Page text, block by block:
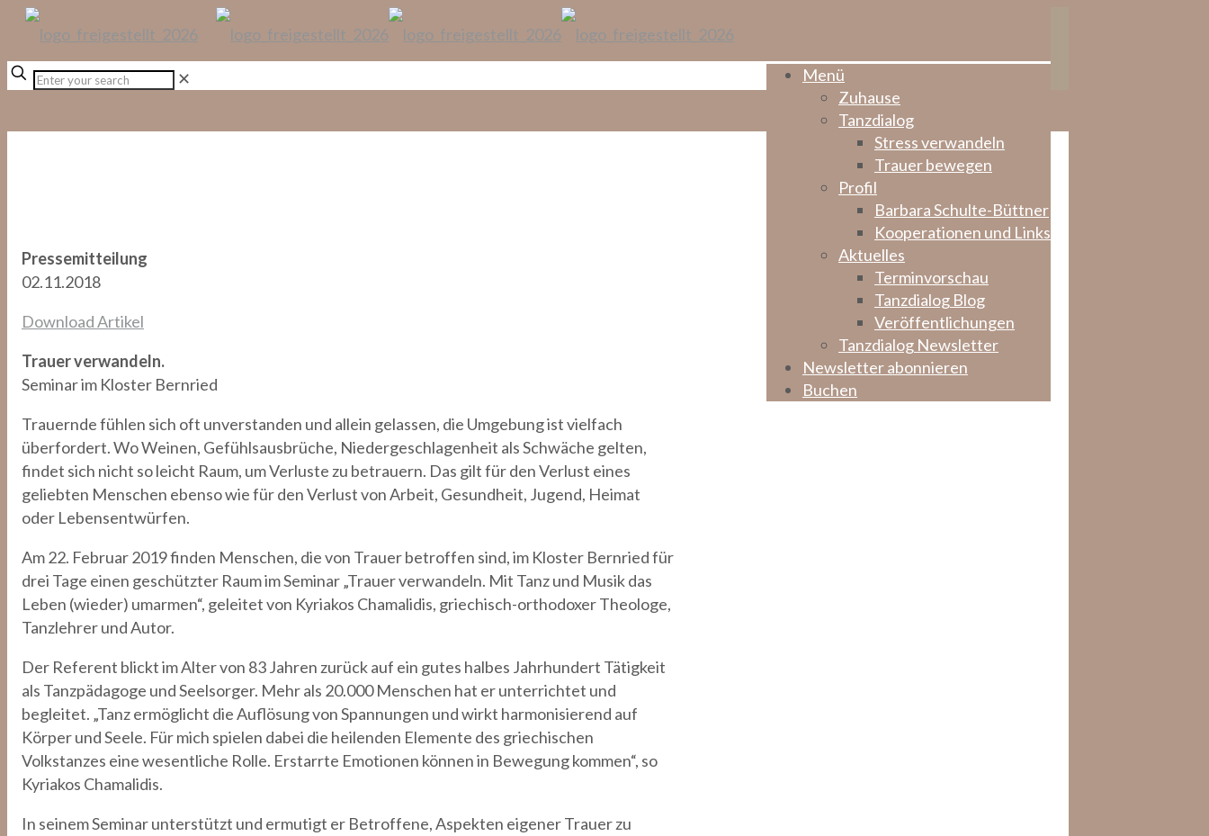
Menü
Zuhause
Tanzdialog
Stress verwandeln
Trauer bewegen
Profil
Barbara Schulte-Büttner
Kooperationen und Links
Aktuelles
Terminvorschau
Tanzdialog Blog
Veröffentlichungen
Tanzdialog Newsletter
Newsletter abonnieren
Buchen
✕
Pressemitteilung
02.11.2018
Download Artikel
Trauer verwandeln.
Seminar im Kloster Bernried
Trauernde fühlen sich oft unverstanden und allein gelassen, die Umgebung ist vielfach
überfordert. Wo Weinen, Gefühlsausbrüche, Niedergeschlagenheit als Schwäche gelten,
findet sich nicht so leicht Raum, um Verluste zu betrauern. Das gilt für den Verlust eines
geliebten Menschen ebenso wie für den Verlust von Arbeit, Gesundheit, Jugend, Heimat
oder Lebensentwürfen.
Am 22. Februar 2019 finden Menschen, die von Trauer betroffen sind, im Kloster Bernried für
drei Tage einen geschützter Raum im Seminar „Trauer verwandeln. Mit Tanz und Musik das
Leben (wieder) umarmen“, geleitet von Kyriakos Chamalidis, griechisch-orthodoxer Theologe,
Tanzlehrer und Autor.
Der Referent blickt im Alter von 83 Jahren zurück auf ein gutes halbes Jahrhundert Tätigkeit
als Tanzpädagoge und Seelsorger. Mehr als 20.000 Menschen hat er unterrichtet und
begleitet. „Tanz ermöglicht die Auflösung von Spannungen und wirkt harmonisierend auf
Körper und Seele. Für mich spielen dabei die heilenden Elemente des griechischen
Volkstanzes eine wesentliche Rolle. Erstarrte Emotionen können in Bewegung kommen“, so
Kyriakos Chamalidis.
In seinem Seminar unterstützt und ermutigt er Betroffene, Aspekten eigener Trauer zu